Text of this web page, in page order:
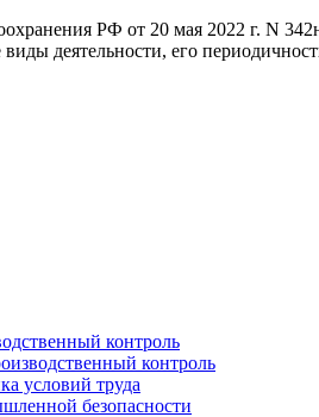
РФ от 20 мая 2022 г. N
деятельности, его
контроль
контроль
условий труда
безопасности